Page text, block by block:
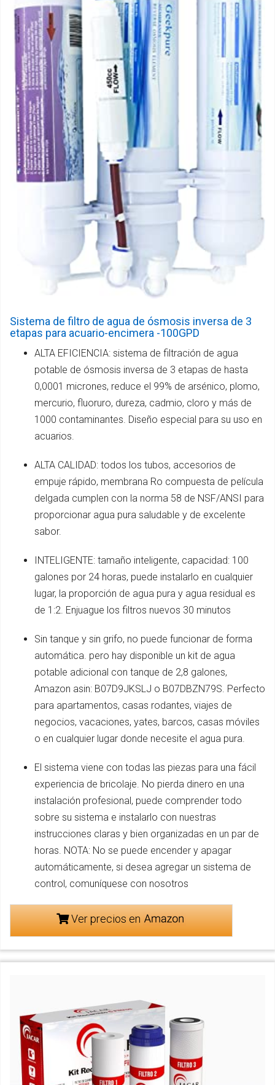
Sistema de filtro de agua de ósmosis inversa de 3
etapas para acuario-encimera -100GPD
ALTA EFICIENCIA: sistema de filtración de agua
potable de ósmosis inversa de 3 etapas de hasta
0,0001 micrones, reduce el 99% de arsénico, plomo,
mercurio, fluoruro, dureza, cadmio, cloro y más de
1000 contaminantes. Diseño especial para su uso en
acuarios.
ALTA CALIDAD: todos los tubos, accesorios de
empuje rápido, membrana Ro compuesta de película
delgada cumplen con la norma 58 de NSF/ANSI para
proporcionar agua pura saludable y de excelente
sabor.
INTELIGENTE: tamaño inteligente, capacidad: 100
galones por 24 horas, puede instalarlo en cualquier
lugar, la proporción de agua pura y agua residual es
de 1:2. Enjuague los filtros nuevos 30 minutos
Sin tanque y sin grifo, no puede funcionar de forma
automática. pero hay disponible un kit de agua
potable adicional con tanque de 2,8 galones,
Amazon asin: B07D9JKSLJ o B07DBZN79S. Perfecto
para apartamentos, casas rodantes, viajes de
negocios, vacaciones, yates, barcos, casas móviles
o en cualquier lugar donde necesite el agua pura.
El sistema viene con todas las piezas para una fácil
experiencia de bricolaje. No pierda dinero en una
instalación profesional, puede comprender todo
sobre su sistema e instalarlo con nuestras
instrucciones claras y bien organizadas en un par de
horas. NOTA: No se puede encender y apagar
automáticamente, si desea agregar un sistema de
control, comuníquese con nosotros
Ver precios en